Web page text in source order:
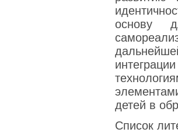
основу
детей в
Список